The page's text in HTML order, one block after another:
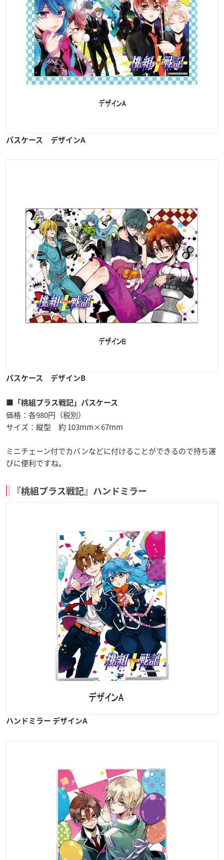
パスケース デザインA
パスケース デザインB
■「桃組プラス戦記」パスケース
価格：各980円（税別）
サイズ：縦型 約 103mm×67mm
ミニチェーン付でカバンなどに付けることができるので持ち運
びに便利ですね。
『桃組プラス戦記』ハンドミラー
ハンドミラー デザインA